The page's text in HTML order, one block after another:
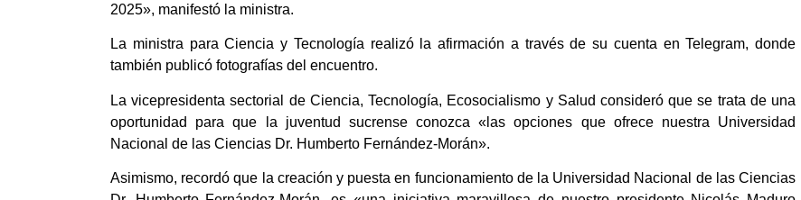
2025», manifestó la ministra.
La ministra para Ciencia y Tecnología realizó la afirmación a través de su cuenta en Telegram, donde
también publicó fotografías del encuentro.
La vicepresidenta sectorial de Ciencia, Tecnología, Ecosocialismo y Salud consideró que se trata de una
oportunidad para que la juventud sucrense conozca «las opciones que ofrece nuestra Universidad
Nacional de las Ciencias Dr. Humberto Fernández-Morán».
Asimismo, recordó que la creación y puesta en funcionamiento de la Universidad Nacional de las Ciencias